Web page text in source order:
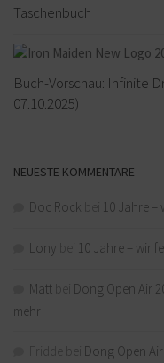
Taschenbuch
Buch-Vorschau: Infinite
07.10.2025)
NEUESTE KOMMENTARE
Doc Rock 10 Jahre –
Lony 10 Jahre – wir
Matt
Dong Open Air
mehr
Dong Open